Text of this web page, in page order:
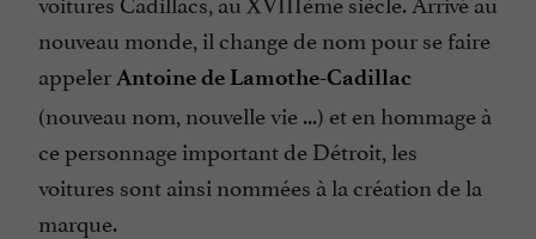
nouveau monde, il change de nom pour se faire
appelerAntoine de Lamothe-Cadillac
(nouveau nom, nouvelle vie ...) et en hommage à
ce personnage important de Détroit, les
voitures sont ainsi nommées à la création de la
marque.